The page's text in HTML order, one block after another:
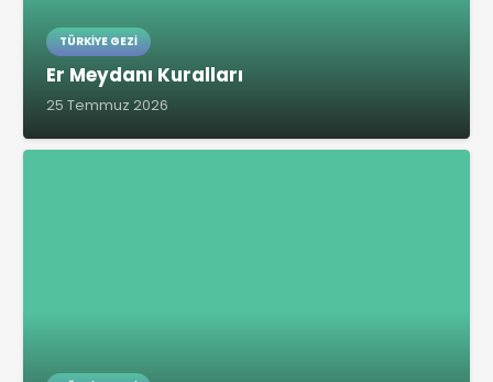
TÜRKIYE GEZI
Er Meydanı Kuralları
25 Temmuz 2026